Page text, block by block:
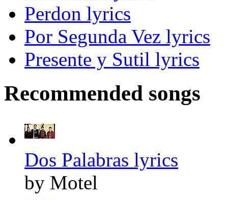
Perdon lyrics
Por Segunda Vez lyrics
Presente y Sutil lyrics
Recommended songs
Dos Palabras lyrics
by Motel